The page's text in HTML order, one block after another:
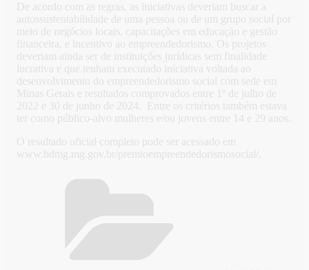
De acordo com as regras, as iniciativas deveriam buscar a
autossustentabilidade de uma pessoa ou de um grupo social por
meio de negócios locais, capacitações em educação e gestão
financeira, e incentivo ao empreendedorismo. Os projetos
deveriam ainda ser de instituições jurídicas sem finalidade
lucrativa e que tenham executado iniciativa voltada ao
desenvolvimento do empreendedorismo social com sede em
Minas Gerais e resultados comprovados entre 1º de julho de
2022 e 30 de junho de 2024. Entre os critérios também estava
ter como público-alvo mulheres e/ou jovens entre 14 e 29 anos.
O resultado oficial completo pode ser acessado em
www.bdmg.mg.gov.br/premioempreendedorismosocial/.